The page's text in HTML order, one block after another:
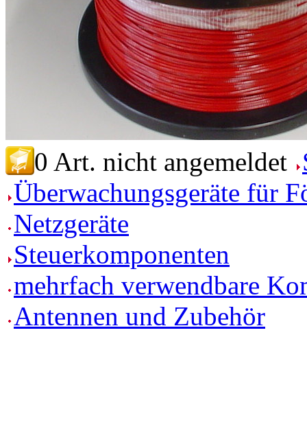
0 Art. nicht angemeldet
Überwachungsgeräte für
Netzgeräte
Steuerkomponenten
mehrfach verwendbare
Antennen und Zubehör